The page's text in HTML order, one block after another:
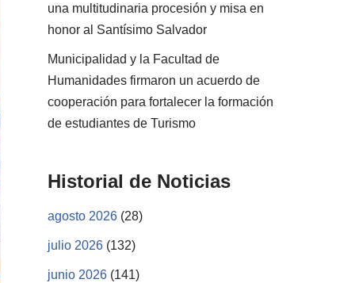
una multitudinaria procesión y misa en
honor al Santísimo Salvador
Municipalidad y la Facultad de
Humanidades firmaron un acuerdo de
cooperación para fortalecer la formación
de estudiantes de Turismo
Historial de Noticias
agosto 2026 (28)
julio 2026 (132)
junio 2026 (141)